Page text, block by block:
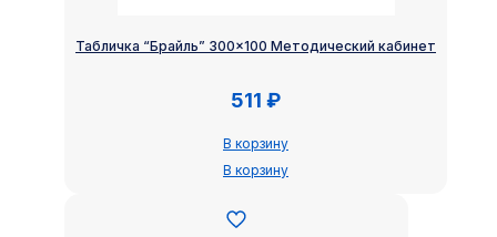
Табличка “Брайль” 300×100 Методический кабинет
511 ₽
В корзину
В корзину